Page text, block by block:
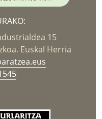
15
Euskal Herria